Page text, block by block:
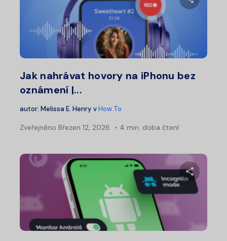
Jak nahrávat hovory na iPhonu bez
oznámení |...
autor: Melissa E. Henry vHow To
Zveřejněno Březen 12, 2026 4 min. doba čtení
Sdílet